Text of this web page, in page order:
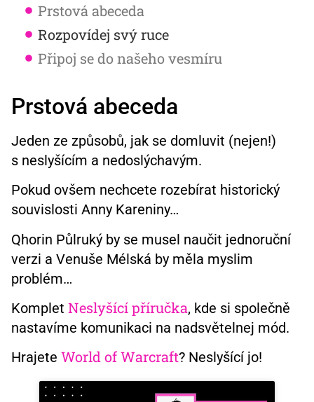
Prstová abeceda
Jeden ze způsobů, jak se domluvit (nejen!)
s neslyšícím a nedoslýchavým.
Pokud ovšem nechcete rozebírat historický
souvislosti Anny Kareniny…
Qhorin Půlruký by se musel naučit jednoruční
verzi a Venuše Mélská by měla myslim
problém…
Komplet Neslyšící příručka, kde si společně
nastavíme komunikaci na nadsvětelnej mód.
Hrajete World of Warcraft? Neslyšící jo!
Prstová abeceda
Rozpovídej svý ruce
Připoj se do našeho vesmíru